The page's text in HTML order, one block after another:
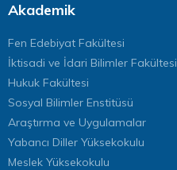
Akademik
Fen Edebiyat Fakültesi
İktisadi ve İdari Bilimler Fakültesi
Hukuk Fakültesi
Sosyal Bilimler Enstitüsü
Araştırma ve Uygulamalar
Yabancı Diller Yüksekokulu
Meslek Yüksekokulu